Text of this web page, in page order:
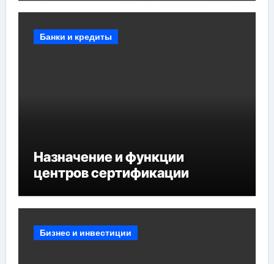
мероприятий и обустройства
Банки и кредиты
Назначение и функции
центров сертификации
Бизнес и инвестиции